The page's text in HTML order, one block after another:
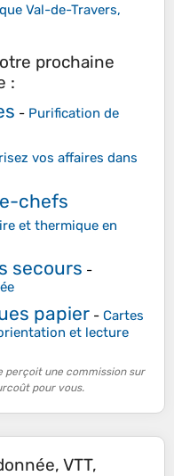
Val-de-Travers,
prochaine
:
- Purification de
vos affaires dans
chefs
et thermique en
secours -
papier - Cartes
et lecture
perçoit une commission sur
pour vous.
VTT,